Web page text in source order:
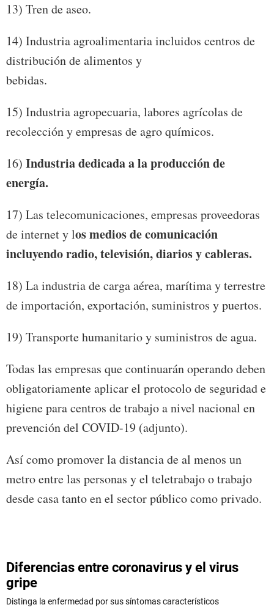
13) Tren de aseo.
14) Industria agroalimentaria incluidos centros de
distribución de alimentos y
bebidas.
15) Industria agropecuaria, labores agrícolas de
recolección y empresas de agro químicos.
16) Industria dedicada a la producción de
energía.
17) Las telecomunicaciones, empresas proveedoras
de internet y los medios de comunicación
incluyendo radio, televisión, diarios y cableras.
18) La industria de carga aérea, marítima y terrestre
de importación, exportación, suministros y puertos.
19) Transporte humanitario y suministros de agua.
Todas las empresas que continuarán operando deben
obligatoriamente aplicar el protocolo de seguridad e
higiene para centros de trabajo a nivel nacional en
prevención del COVID-19 (adjunto).
Así como promover la distancia de al menos un
metro entre las personas y el teletrabajo o trabajo
desde casa tanto en el sector público como privado.